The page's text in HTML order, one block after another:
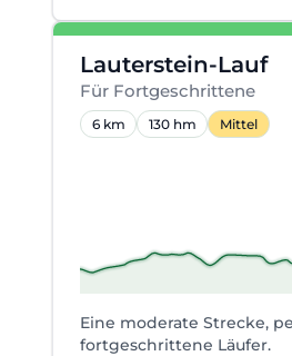
Lauterstein-Lauf
Für Fortgeschrittene
6 km 130 hm Mittel
Eine moderate Strecke,
fortgeschrittene Läufer.